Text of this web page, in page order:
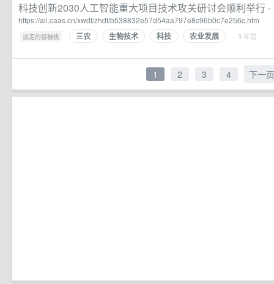
科技创新2030人工智能重大项目技术攻关研讨会顺利举行
https://aii.caas.cn/xwdt/zhdt/b538832e57d54aa797e8c96b0c7e256c.htm
淡定的猕猴桃 · 三农 生物技术 科技 农业发展 · 3 年前
1 2 3 4 下一页